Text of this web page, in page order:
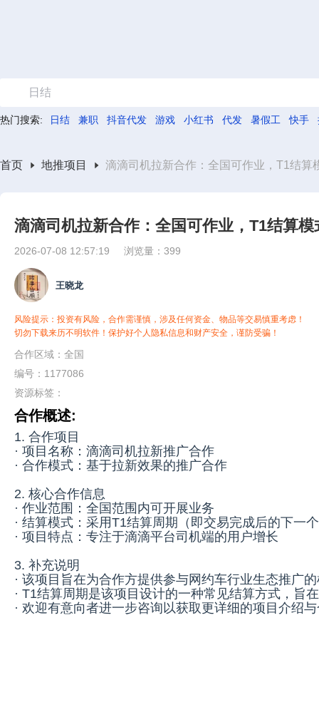
日结
热门搜索: 日结 兼职 抖音代发 游戏 小红书 代发 暑假工 快手
首页 地推项目 滴滴司机拉新合作：全国可作业，T1结算
滴滴司机拉新合作：全国可作业，T1结算
2026-07-08 12:57:19 浏览量：399
王晓龙
风险提示：投资有风险，合作需谨慎，涉及任何资金、物品等交易慎重考虑！
切勿下载来历不明软件！保护好个人隐私信息和财产安全，谨防受骗！
合作区域：全国
编号：1177086
资源标签：
合作概述:
1. 合作项目
· 项目名称：滴滴司机拉新推广合作
· 合作模式：基于拉新效果的推广合作
2. 核心合作信息
· 作业范围：全国范围内可开展业务
· 结算模式：采用T1结算周期（即交易完成后的下一
· 项目特点：专注于滴滴平台司机端的用户增长
3. 补充说明
· 该项目旨在为合作方提供参与网约车行业生态推广
· T1结算周期是该项目设计的一种常见结算方式，旨
· 欢迎有意向者进一步咨询以获取更详细的项目介绍